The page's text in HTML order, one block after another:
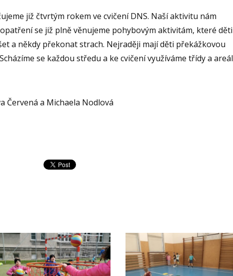
již čtvrtým rokem ve cvičení DNS. Naší aktivitu nám
se již plně věnujeme pohybovým aktivitám, které děti
a někdy překonat strach. Nejraději mají děti překážkovou
se každou středu a ke cvičení využíváme třídy a areál
Červená a Michaela Nodlová